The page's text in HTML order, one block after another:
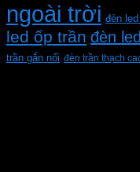
ngoài trời đèn led
led ốp trần đèn
trần gắn nổi đèn trần thạch